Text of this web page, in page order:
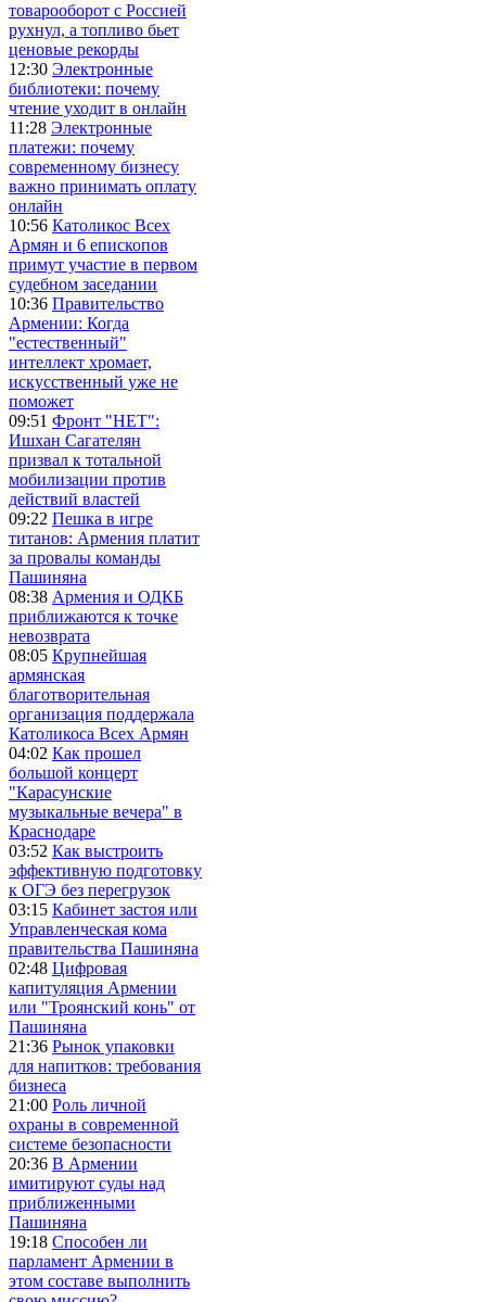
товарооборот с Россией
рухнул, а топливо бьет
ценовые рекорды
12:30 Электронные
библиотеки: почему
чтение уходит в онлайн
11:28 Электронные
платежи: почему
современному бизнесу
важно принимать оплату
онлайн
10:56 Католикос Всех
Армян и 6 епископов
примут участие в первом
судебном заседании
10:36 Правительство
Армении: Когда
"естественный"
интеллект хромает,
искусственный уже не
поможет
09:51 Фронт "НЕТ":
Ишхан Сагателян
призвал к тотальной
мобилизации против
действий властей
09:22 Пешка в игре
титанов: Армения платит
за провалы команды
Пашиняна
08:38 Армения и ОДКБ
приближаются к точке
невозврата
08:05 Крупнейшая
армянская
благотворительная
организация поддержала
Католикоса Всех Армян
04:02 Как прошел
большой концерт
"Карасунские
музыкальные вечера" в
Краснодаре
03:52 Как выстроить
эффективную подготовку
к ОГЭ без перегрузок
03:15 Кабинет застоя или
Управленческая кома
правительства Пашиняна
02:48 Цифровая
капитуляция Армении
или "Троянский конь" от
Пашиняна
21:36 Рынок упаковки
для напитков: требования
бизнеса
21:00 Роль личной
охраны в современной
системе безопасности
20:36 В Армении
имитируют суды над
приближенными
Пашиняна
19:18 Способен ли
парламент Армении в
этом составе выполнить